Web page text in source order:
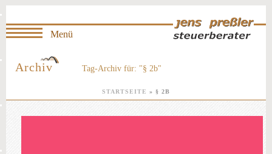
Archiv Tag-Archiv für: "§ 2b"
STARTSEITE » § 2B